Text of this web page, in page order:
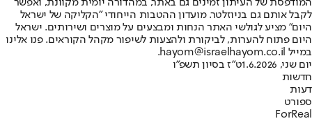
המודפסת של העיתון זמינים גם באתר, במהדורה יומית מקוונת, ואפשר
לקבל אותם גם בניוזלטר. מועדון ההטבות הייחודי "הקליקה של ישראל
היום" מציע לגולשי האתר הנחות ומבצעים על מוצרים ושירותים. ישראל
היום פתוח להערות, לביקורת ולהצעות לשיפור מקהל הקוראים. פנו אלינו
במייל hayom@israelhayom.co.il.
יום שני, 1.6.2026
ט"ז בסיון תשפ"ו
חדשות
דעות
ספורט
ForReal